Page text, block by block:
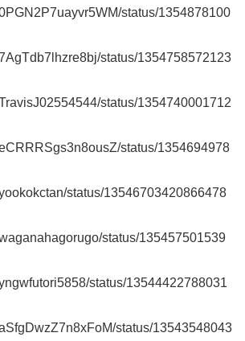
status/1354878100
status/1354758572123
status/1354740001712
status/1354694978
status/13546703420866478
status/135457501539
status/13544422788031
status/13543548043